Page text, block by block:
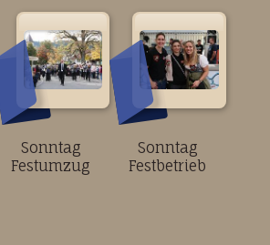
Sonntag
Festumzug
Sonntag
Festbetrieb